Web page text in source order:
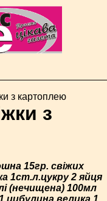
з
15гр. свіжих
1ст.л.цукру 2 яйця
(нечищена) 100мл
цибулина велика 1